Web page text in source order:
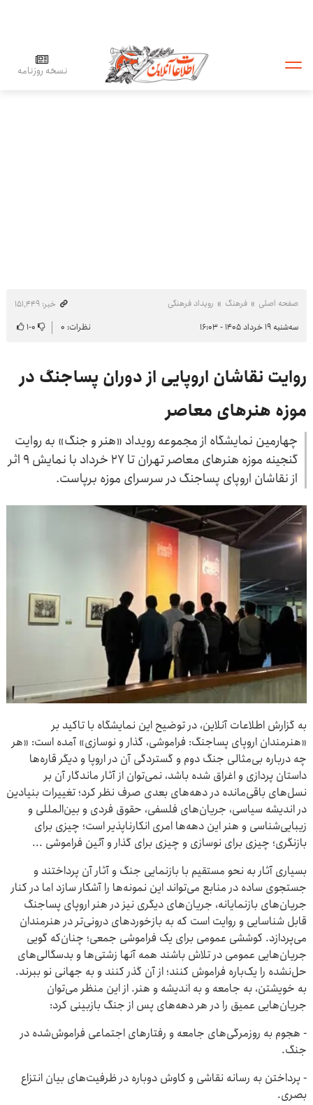
نسخه روزنامه
صفحه اصلی فرهنگ رویداد فرهنگی
خبر: ۱۵۱٬۴۴۹
سه‌شنبه ۱۹ خرداد ۱۴۰۵ - ۱۶:۰۳
نظرات: ۰ ۰-۱
روایت نقاشان اروپایی از دوران پساجنگ در
موزه هنرهای معاصر
چهارمین نمایشگاه از مجموعه رویداد «هنر و جنگ» به روایت
گنجینه موزه هنرهای معاصر تهران تا ۲۷ خرداد با نمایش ۹ اثر
از نقاشان اروپای پساجنگ در سرسرای موزه برپاست.
به گزارش اطلاعات آنلاین، در توضیح این نمایشگاه با تاکید بر
«هنرمندان اروپای پساجنگ: فراموشی، گذار و نوسازی» آمده است: «هر
چه درباره‌ بی‌مثالی جنگ دوم و گستردگی آن در اروپا و دیگر قاره‌ها
داستان پردازی و اغراق شده باشد، نمی‌توان از آثار ماندگار آن بر
نسل‌های باقی‌مانده در دهه‌های بعدی صرف نظر کرد؛ تغییرات بنیادین
در اندیشه سیاسی، جریان‌های فلسفی، حقوق فردی و بین‌المللی و
زیبایی‌شناسی و هنر این دهه‌ها امری انکارناپذیر است؛ چیزی برای
بازنگری؛ چیزی برای نوسازی و چیزی برای گذار و آئین فراموشی ...
بسیاری آثار به نحو مستقیم با بازنمایی جنگ و آثار آن پرداختند و
جستجوی ساده در منابع می‌تواند این نمونه‌ها را آشکار سازد اما در کنار
جریان‌های بازنمایانه، جریان‌های دیگری نیز در هنر اروپای پساجنگ
قابل شناسایی و روایت است که به بازخوردهای درونی‌تر در هنرمندان
می‌پردازد. کوششی عمومی برای یک فراموشی جمعی؛ چنان‌که گویی
جریان‌هایی عمومی در تلاش باشند همه‌ آنها زشتی‌ها و بدسگالی‌های
حل‌نشده را یک‌باره فراموش کنند؛ از آن گذر کنند و به جهانی نو ببرند.
به خویشتن، به جامعه و به اندیشه و هنر. از این منظر می‌توان
جریان‌هایی عمیق را در هر دهه‌های پس از جنگ بازبینی کرد:
- هجوم به روزمرگی‌های جامعه و رفتارهای اجتماعی فراموش‌شده در
جنگ.
- پرداختن به رسانه‌ نقاشی و کاوش دوباره در ظرفیت‌های بیان انتزاع
بصری.